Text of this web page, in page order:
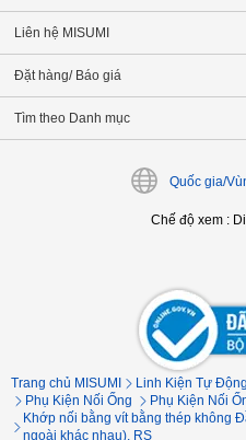
Liên hệ MISUMI
Đặt hàng/ Báo giá
Tìm theo Danh mục
Quốc gia/
Chế độ xem:
Trang chủ MISUMI Linh Kiện Tự
Phụ Kiện Nối Ống
Phụ Kiện Nối
Khớp nối bằng vít bằng thép không
ngoài khác nhau), RS